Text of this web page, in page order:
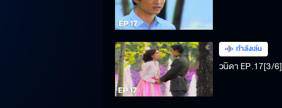
กำลังเล่น
วนิดา EP.17[3/6]